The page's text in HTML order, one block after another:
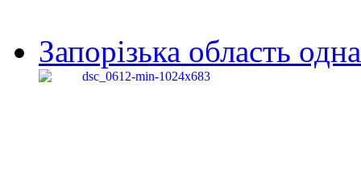
Запорізька область